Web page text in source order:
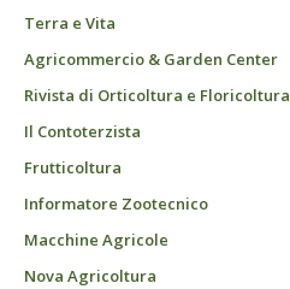
Terra e Vita
Agricommercio & Garden Center
Rivista di Orticoltura e Floricoltura
Il Contoterzista
Frutticoltura
Informatore Zootecnico
Macchine Agricole
Nova Agricoltura